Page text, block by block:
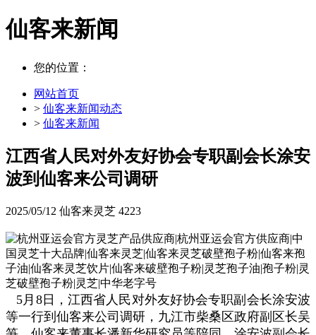
仙客来新闻
您的位置：
网站首页
> 仙客来新闻动态
> 仙客来新闻
江西省人民对外友好协会专职副会长涂安
波到仙客来公司调研
2025/05/12 仙客来灵芝 4223
5月8日，江西省人民对外友好协会专职副会长涂安波
等一行到仙客来公司调研，九江市柴桑区政府副区长吴